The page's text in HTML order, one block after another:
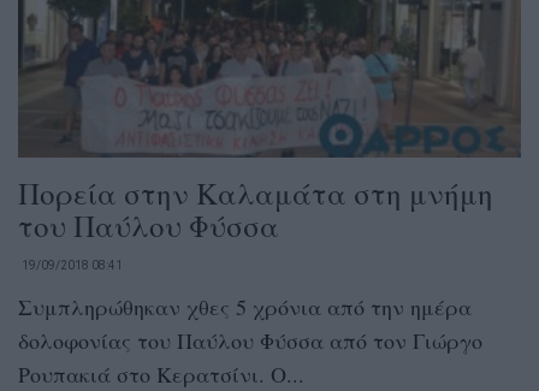
Πορεία στην Καλαμάτα στη μνήμη
του Παύλου Φύσσα
19/09/2018 08:41
Συμπληρώθηκαν χθες 5 χρόνια από την ημέρα
δολοφονίας του Παύλου Φύσσα από τον Γιώργο
Ρουπακιά στο Κερατσίνι. Ο...